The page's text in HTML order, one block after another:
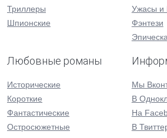
Триллеры
Шпионские
Ужасы и
Фэнтези
Любовные романы
Исторические
Короткие
Фантастические
Остросюжетные
Мы
В
На
В